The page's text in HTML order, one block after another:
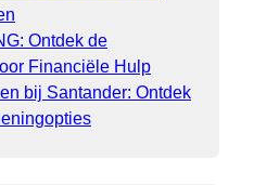
Ontdek de
Financiële Hulp
bij Santander: Ontdek